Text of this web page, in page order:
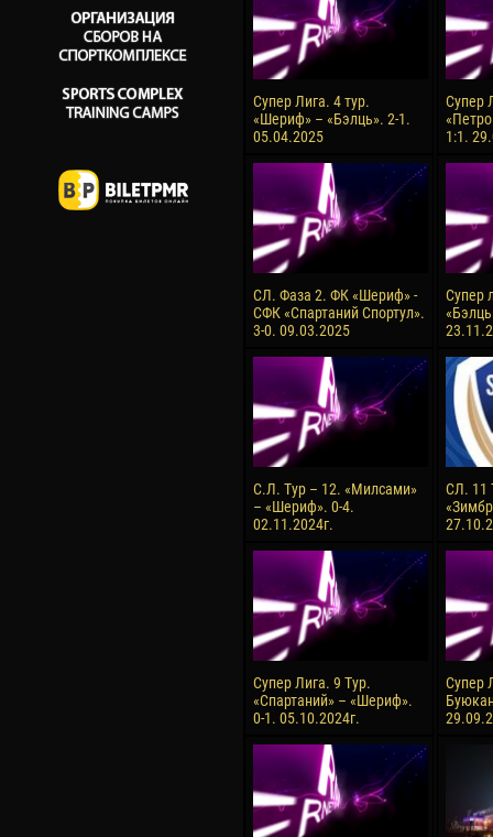
Супер Лига. 4 тур.
«Шериф» – «Бэлць». 2-1.
05.04.2025
Супер
1:1.
СЛ. Фаза 2. ФК «Шериф» -
СФК «Спартаний Спортул».
3-0. 09.03.2025
Супер
С.Л. Тур – 12. «Милсами»
– «Шериф». 0-4.
02.11.2024г.
СЛ. 11
Супер Лига. 9 Тур.
«Спартаний» – «Шериф».
0-1. 05.10.2024г.
Супер